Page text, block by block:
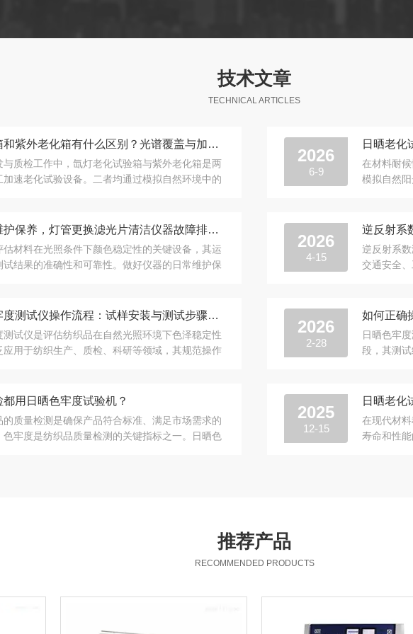
技术文章
TECHNICAL ARTICLES
氙灯老化试验箱和紫外老化箱有什么区别？光谱覆盖与加速老化效果对比
与质检工作中，氙灯老化试验箱与紫外老化箱是两
加速老化试验设备。二者均通过模拟自然环境中的
2026
6-9
日晒老化
在材料耐
模拟自然
日晒色牢度仪维护保养，灯管更换滤光片清洁仪器故障排查处理方法
估材料在光照条件下颜色稳定性的关键设备，其运
结果的准确性和可靠性。做好仪器的日常维护保
2026
4-15
逆反射系
交通安全
纺织品日晒色牢度测试仪操作流程：试样安装与测试步骤全指南
试仪是评估纺织品在自然光照环境下色泽稳定性
应用于纺织生产、质检、科研等领域，其规范操作
2026
2-28
如何正确
日晒色牢
段，其测
用日晒色牢度试验机？
质量检测是确保产品符合标准、满足市场需求的
色牢度是纺织品质量检测的关键指标之一。日晒色
2025
12-15
在现代材
寿命和性
推荐产品
RECOMMENDED PRODUCTS